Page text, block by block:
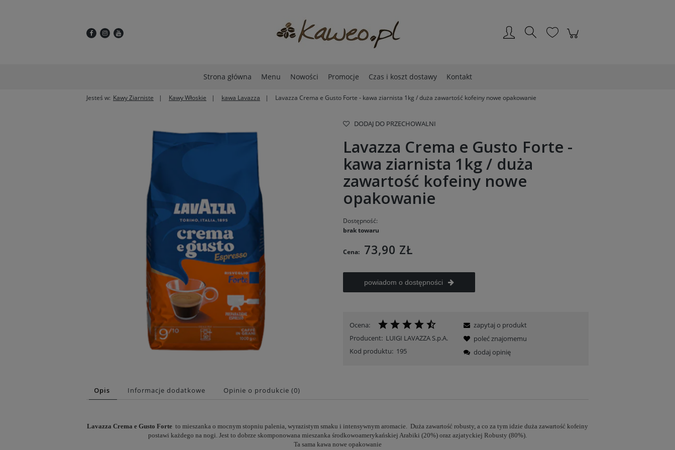
Strona główna Menu Nowości Promocje Czas i koszt dostawy Kontakt
Jesteś w: Kawy Ziarniste Kawy Włoskie kawa Lavazza Lavazza Crema e Gusto Forte - kawa ziarnista 1kg / duża zawartość kofeiny nowe opakowanie
DODAJ DO PRZECHOWALNI
Lavazza Crema e Gusto Forte -
kawa ziarnista 1kg / duża
zawartość kofeiny nowe
opakowanie
Dostępność:
brak towaru
Cena: 73,90 ZŁ
powiadom o dostępności
Ocena:
Producent: LUIGI LAVAZZA S.p.A.
Kod produktu: 195
zapytaj o produkt
poleć znajomemu
dodaj opinię
Opis Informacje dodatkowe Opinie o produkcie (0)
Lavazza Crema e Gusto Forte to mieszanka o mocnym stopniu palenia, wyrazistym smaku i intensywnym aromacie. Duża zawartość robusty, a co za tym idzie duża zawartość kofeiny
postawi każdego na nogi. Jest to dobrze skomponowana mieszanka środkowoamerykańskiej Arabiki (20%) oraz azjatyckiej Robusty (80%).
Ta sama kawa nowe opakowanie